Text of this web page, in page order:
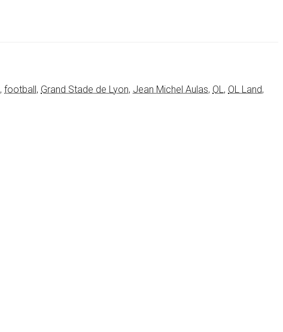
, football, Grand Stade de Lyon, Jean Michel Aulas, OL, OL Land,